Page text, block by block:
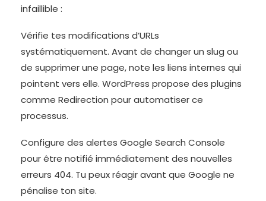
infaillible :
Vérifie tes modifications d’URLs
systématiquement. Avant de changer un slug ou
de supprimer une page, note les liens internes qui
pointent vers elle. WordPress propose des plugins
comme Redirection pour automatiser ce
processus.
Configure des alertes Google Search Console
pour être notifié immédiatement des nouvelles
erreurs 404. Tu peux réagir avant que Google ne
pénalise ton site.